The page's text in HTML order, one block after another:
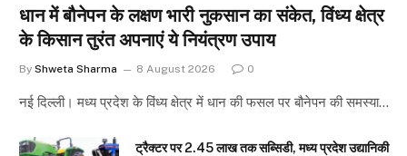
धान में बौनेपन के लक्षण भारी नुकसान का संकेत, विंध्य क्षेत्र
के किसान तुरंत अपनाएं ये नियंत्रण उपाय
By Shweta Sharma 8 August 2026 0
नई दिल्ली। मध्य प्रदेश के विंध्य क्षेत्र में धान की फसल पर बौनेपन की समस्या…
ट्रैक्टर पर 2.45 लाख तक सब्सिडी, मध्य प्रदेश उद्यानिकी